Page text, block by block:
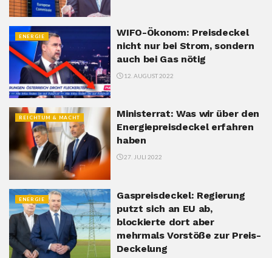
ENERGIE
WIFO-Ökonom: Preisdeckel
nicht nur bei Strom, sondern
auch bei Gas nötig
12. AUGUST 2022
REICHTUM & MACHT
Ministerrat: Was wir über den
Energiepreisdeckel erfahren
haben
27. JULI 2022
ENERGIE
Gaspreisdeckel: Regierung
putzt sich an EU ab,
blockierte dort aber
mehrmals Vorstöße zur Preis-
Deckelung